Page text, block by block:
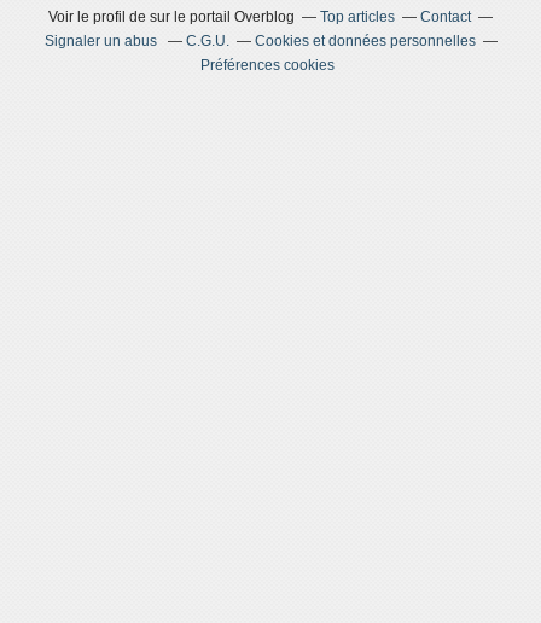
Voir le profil de sur le portail Overblog Top articles
Contact
Signaler un abus
C.G.U.
Cookies et données personnelles
Préférences cookies